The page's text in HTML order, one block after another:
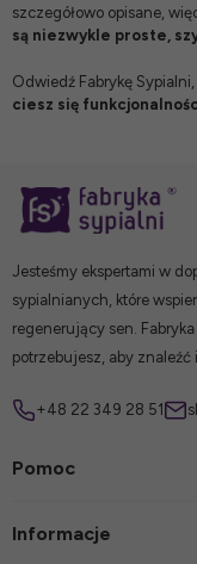
szczegółowo opisane,
są niezwykle proste,
Odwiedź Fabrykę
ciesz się
Jesteśmy ekspertami w
sypialnianych, które
regenerujący sen.
potrzebujesz, aby
+48 22 349 28 51
Pomoc
Informacje